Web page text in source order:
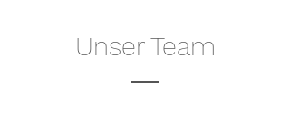
Unser Team